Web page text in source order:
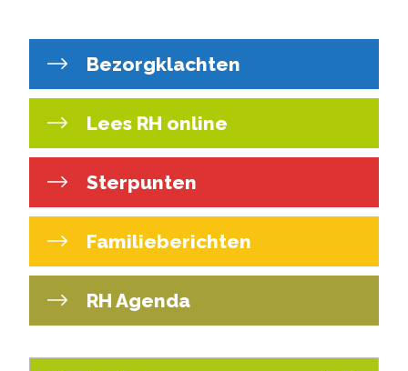
Bezorgklachten
Lees RH online
Sterpunten
Familieberichten
RH Agenda